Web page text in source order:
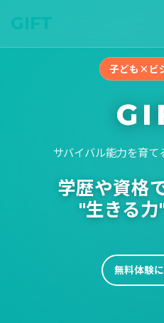
GIFT
子ども×ビ
サバイバル能力を育
学歴や資格
"生きる
無料体験